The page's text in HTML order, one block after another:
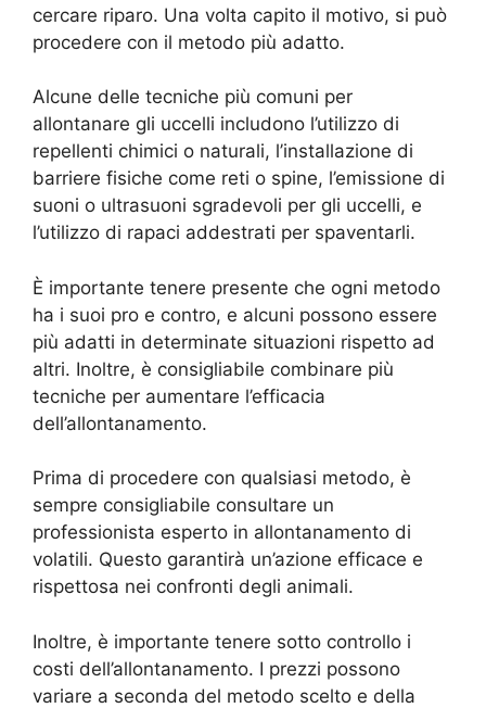
cercare riparo. Una volta capito il motivo, si può
procedere con il metodo più adatto.
Alcune delle tecniche più comuni per
allontanare gli uccelli includono l’utilizzo di
repellenti chimici o naturali, l’installazione di
barriere fisiche come reti o spine, l’emissione di
suoni o ultrasuoni sgradevoli per gli uccelli, e
l’utilizzo di rapaci addestrati per spaventarli.
È importante tenere presente che ogni metodo
ha i suoi pro e contro, e alcuni possono essere
più adatti in determinate situazioni rispetto ad
altri. Inoltre, è consigliabile combinare più
tecniche per aumentare l’efficacia
dell’allontanamento.
Prima di procedere con qualsiasi metodo, è
sempre consigliabile consultare un
professionista esperto in allontanamento di
volatili. Questo garantirà un’azione efficace e
rispettosa nei confronti degli animali.
Inoltre, è importante tenere sotto controllo i
costi dell’allontanamento. I prezzi possono
variare a seconda del metodo scelto e della